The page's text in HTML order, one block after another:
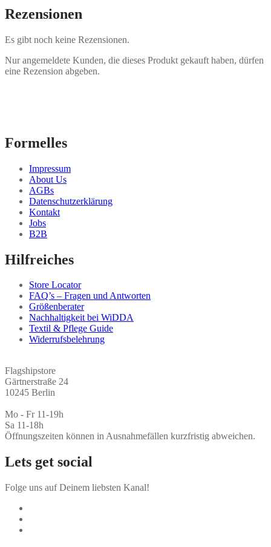
Rezensionen
Es gibt noch keine Rezensionen.
Nur angemeldete Kunden, die dieses Produkt gekauft haben, dürfen
eine Rezension abgeben.
Formelles
Impressum
About Us
AGBs
Datenschutzerklärung
Kontakt
Jobs
B2B
Hilfreiches
Store Locator
FAQ’s – Fragen und Antworten
Größenberater
Nachhaltigkeit bei WiDDA
Textil & Pflege Guide
Widerrufsbelehrung
Flagshipstore
Gärtnerstraße 24
10245 Berlin
Mo - Fr 11-19h
Sa 11-18h
Öffnungszeiten können in Ausnahmefällen kurzfristig abweichen.
Lets get social
Folge uns auf Deinem liebsten Kanal!